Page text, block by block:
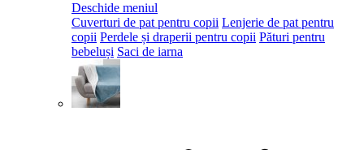
Deschide meniul
Cuverturi de pat pentru copii Lenjerie de pat pentru
copii Perdele și draperii pentru copii Pături pentru
bebeluși Saci de iarna